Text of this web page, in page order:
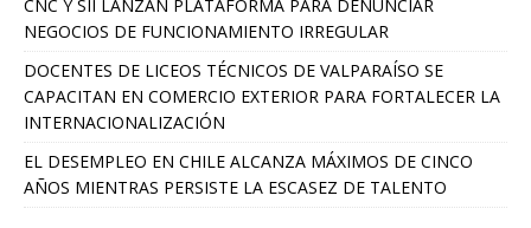
CNC Y SII LANZAN PLATAFORMA PARA DENUNCIAR
NEGOCIOS DE FUNCIONAMIENTO IRREGULAR
DOCENTES DE LICEOS TÉCNICOS DE VALPARAÍSO SE
CAPACITAN EN COMERCIO EXTERIOR PARA FORTALECER LA
INTERNACIONALIZACIÓN
EL DESEMPLEO EN CHILE ALCANZA MÁXIMOS DE CINCO
AÑOS MIENTRAS PERSISTE LA ESCASEZ DE TALENTO